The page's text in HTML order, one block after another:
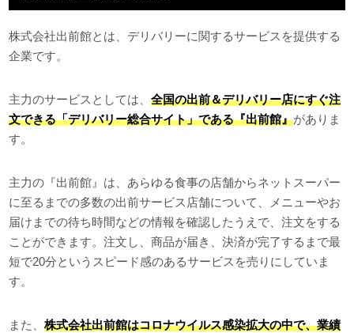
株式会社出前館とは、デリバリーに関するサービスを提供する
企業です。
主力のサービスとしては、全国の出前＆デリバリー店にすぐ注
文できる「デリバリー総合サイト」である『出前館』がありま
す。
主力の『出前館』は、あらゆる食事の店舗からネットスーパー
に至るまでの多数の出前サービス店舗について、メニューやお
届けまでの待ち時間などの情報を確認したうえで、注文をする
ことができます。注文し、商品が届き、決済が完了するまで最
短で20分というスピード感のあるサービスを売りにしていま
す。
また、株式会社出前館はコロナウイルス感染拡大の中で、業績